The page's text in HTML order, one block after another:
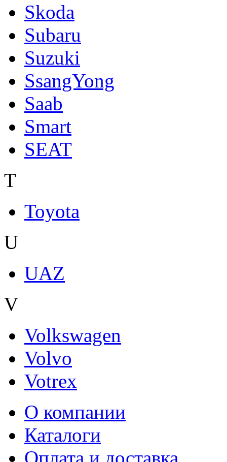
Skoda
Subaru
Suzuki
SsangYong
Saab
Smart
SEAT
T
Toyota
U
UAZ
V
Volkswagen
Volvo
Votrex
О компании
Каталоги
Оплата и доставка